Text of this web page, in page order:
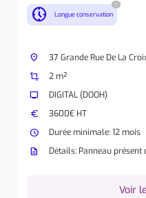
nest_clock_farsight_analog Longue conservation
?
place
37 Grande Rue De La
crop
2 m²
tv
DIGITAL (DOOH)
euro
3600€ HT
watch_later
Durée minimale: 12 mois
description
Détails: Panneau
Voir